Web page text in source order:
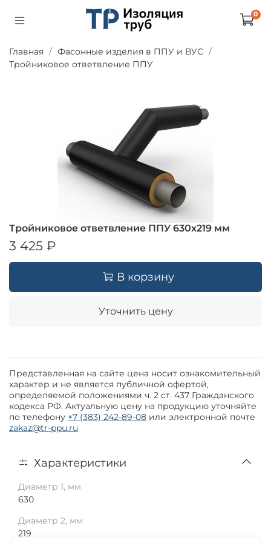
0
Главная
Фасонные изделия в ППУ и ВУС
Тройниковое ответвление ППУ
Тройниковое ответвление ППУ 630х219 мм
3 425 ₽
В корзину
Уточнить цену
Представленная на сайте цена носит ознакомительный
характер и не является публичной офертой,
определяемой положениями ч. 2 ст. 437 Гражданского
кодекса РФ. Актуальную цену на продукцию уточняйте
по телефону +7 (383) 242-89-08 или электронной почте
zakaz@tr-ppu.ru
Характеристики
Диаметр 1, мм
630
Диаметр 2, мм
219